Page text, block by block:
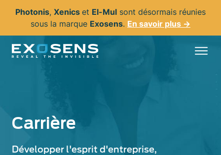
principal
Photonis, Xenics et El-Mul sont désormais réunies
sous la marque Exosens. En savoir plus →
Carrière
Développer l'esprit d'entreprise,